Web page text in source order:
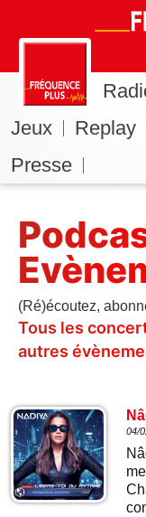
Jeux
Replay
Presse
(Ré)écoutez,
Tous les
autres
04/